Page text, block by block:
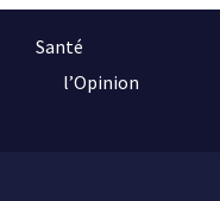
Santé
l’Opinion